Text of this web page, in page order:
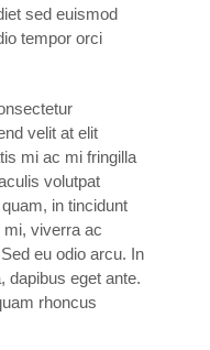
sed euismod
tempor orci
velit at elit
mi ac mi fringilla
volutpat
in tincidunt
viverra ac
eu odio arcu. In
dapibus eget ante.
rhoncus